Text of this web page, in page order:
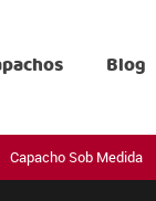
Blog
Capacho Sob Medida